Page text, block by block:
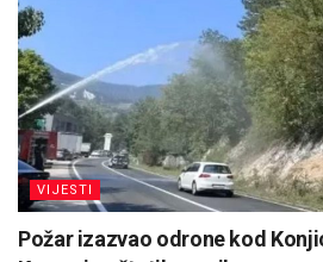
VIJESTI
Požar izazvao odrone kod